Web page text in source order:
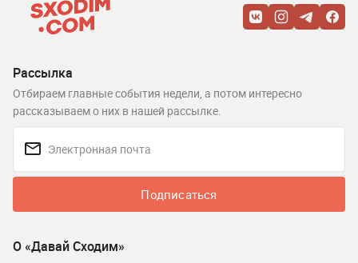
Рассылка
Отбираем главные события недели, а потом интересно
рассказываем о них в нашей рассылке.
Подписаться
О «Давай Сходим»